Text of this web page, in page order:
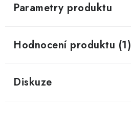
Parametry produktu
Hodnocení produktu (1)
Diskuze